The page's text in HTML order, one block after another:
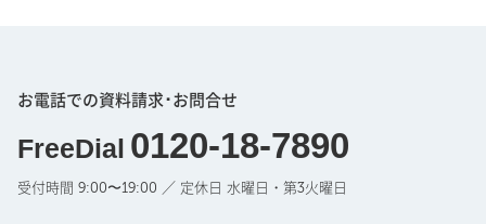
お電話での資料請求･お問合せ
FreeDial 0120-18-7890
受付時間 9:00〜19:00 ／ 定休日 水曜日・第3火曜日